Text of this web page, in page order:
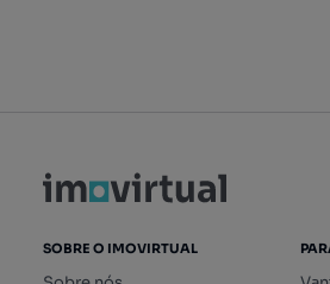
SOBRE O IMOVIRTUAL